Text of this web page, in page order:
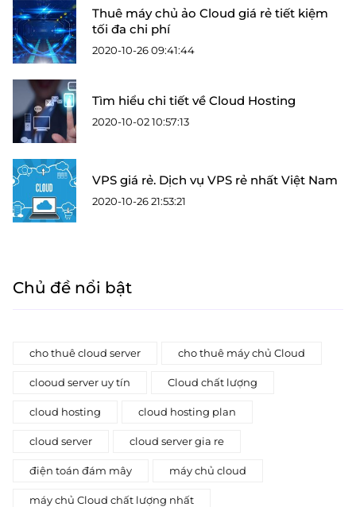
Thuê máy chủ ảo Cloud giá rẻ tiết kiệm
tối đa chi phí
2020-10-26 09:41:44
Tìm hiểu chi tiết về Cloud Hosting
2020-10-02 10:57:13
VPS giá rẻ. Dịch vụ VPS rẻ nhất Việt Nam
2020-10-26 21:53:21
Chủ đề nổi bật
cho thuê cloud server cho thuê máy chủ Cloud
clooud server uy tín Cloud chất lượng
cloud hosting cloud hosting plan
cloud server cloud server gia re
điện toán đám mây máy chủ cloud
máy chủ Cloud chất lượng nhất